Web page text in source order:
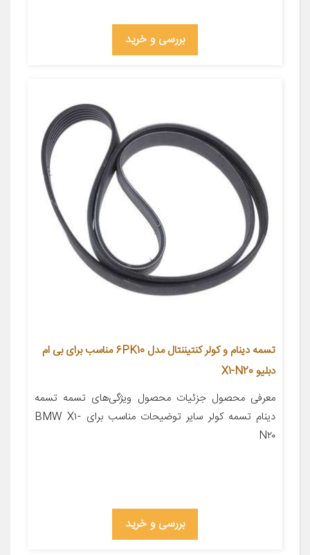
بررسی و خرید
تسمه دینام و کولر کنتیننتال مدل 6PK10 مناسب برای بی ام
دبلیو X1-N20
معرفی محصول جزئیات محصول ویژگی‌های تسمه تسمه
دینام تسمه کولر سایر توضیحات مناسب برای BMW X۱-
N۲۰
بررسی و خرید